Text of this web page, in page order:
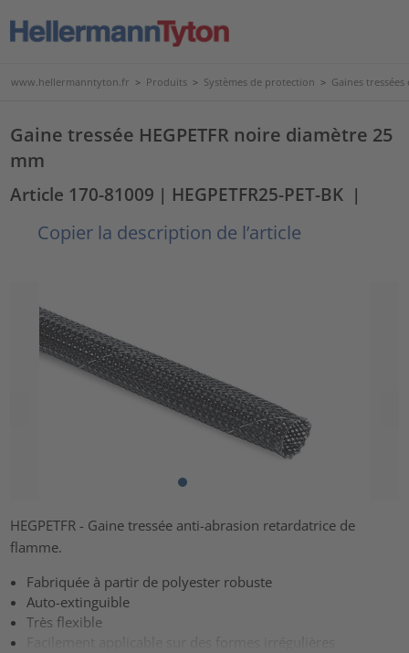
www.hellermanntyton.fr > Produits > Systèmes de protection > Gaines tressées
Gaine tressée HEGPETFR noire diamètre 25
mm
Article 170-81009 | HEGPETFR25-PET-BK |
Copier la description de l’article
HEGPETFR - Gaine tressée anti-abrasion retardatrice de
flamme.
Fabriquée à partir de polyester robuste
Auto-extinguible
Très flexible
Facilement applicable sur des formes irrégulières